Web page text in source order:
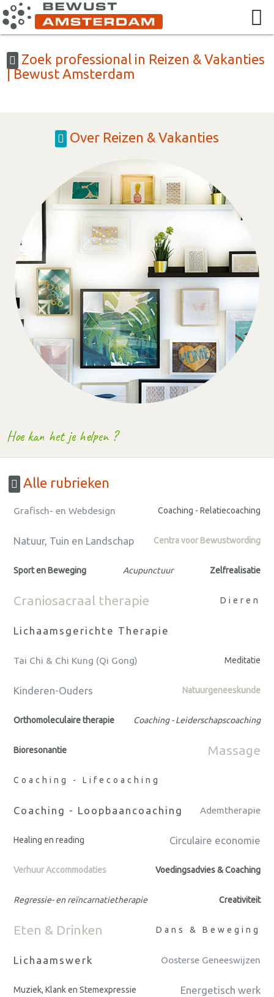
Zoek professional in Reizen & Vakanties
| Bewust Amsterdam
Over Reizen & Vakanties
Hoe kan het je helpen ?
Alle rubrieken
Grafisch- en Webdesign Coaching - Relatiecoaching
Natuur, Tuin en Landschap Centra voor Bewustwording
Sport en Beweging Acupunctuur Zelfrealisatie
Craniosacraal therapie Dieren
Lichaamsgerichte Therapie
Tai Chi & Chi Kung (Qi Gong) Meditatie
Kinderen-Ouders Natuurgeneeskunde
Orthomoleculaire therapie Coaching - Leiderschapscoaching
Bioresonantie Massage
Coaching - Lifecoaching
Coaching - Loopbaancoaching Ademtherapie
Healing en reading Circulaire economie
Verhuur Accommodaties Voedingsadvies & Coaching
Regressie- en reïncarnatietherapie Creativiteit
Eten & Drinken Dans & Beweging
Lichaamswerk Oosterse Geneeswijzen
Muziek, Klank en Stemexpressie Energetisch werk